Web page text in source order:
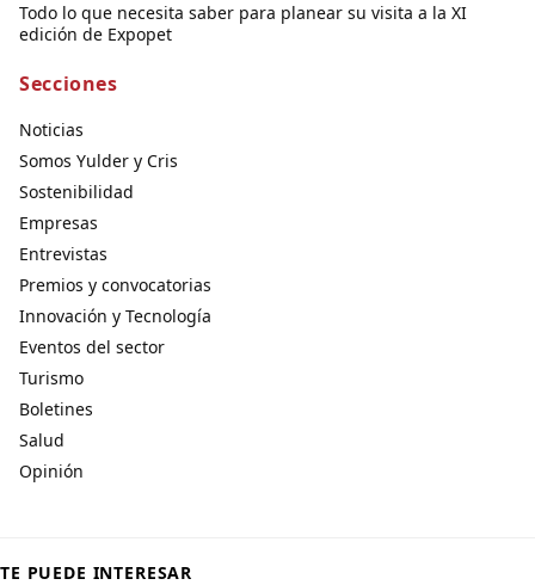
Todo lo que necesita saber para planear su visita a la XI
edición de Expopet
Secciones
Noticias
Somos Yulder y Cris
Sostenibilidad
Empresas
Entrevistas
Premios y convocatorias
Innovación y Tecnología
Eventos del sector
Turismo
Boletines
Salud
Opinión
TE PUEDE INTERESAR